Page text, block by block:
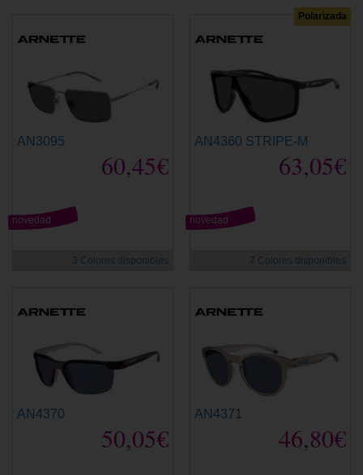
AN3095
60,45€
novedad
3 Colores disponibles
Polarizada
AN4360 STRIPE-M
63,05€
novedad
7 Colores disponibles
AN4370
50,05€
AN4371
46,80€